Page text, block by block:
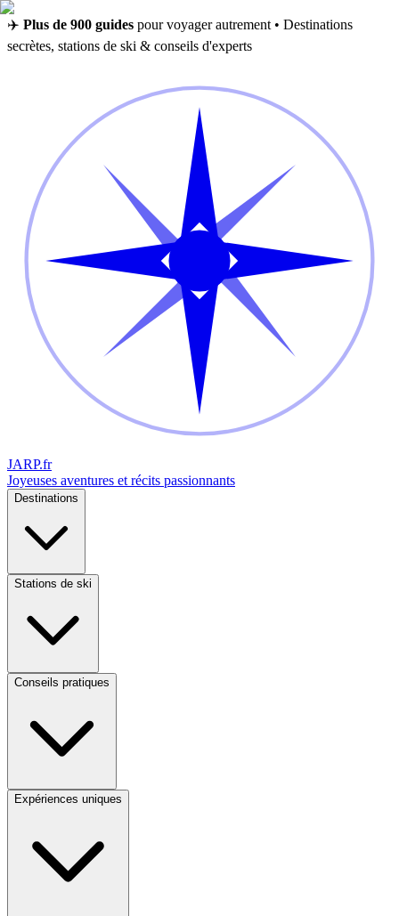
✈️ Plus de 900 guides pour voyager autrement • Destinations
secrètes, stations de ski & conseils d'experts
JARP.fr
Joyeuses aventures et récits passionnants
Destinations
Stations de ski
Conseils pratiques
Expériences uniques